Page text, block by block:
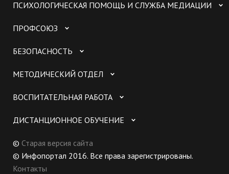
ПСИХОЛОГИЧЕСКАЯ ПОМОЩЬ И СЛУЖБА МЕДИАЦИИ
ПРОФСОЮЗ
БЕЗОПАСНОСТЬ
МЕТОДИЧЕСКИЙ ОТДЕЛ
ВОСПИТАТЕЛЬНАЯ РАБОТА
ДИСТАНЦИОННОЕ ОБУЧЕНИЕ
© Старая версия сайта
© Инфопортал 2016. Все права зарегистрированы.
Контакты